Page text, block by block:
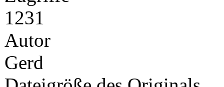
1231
Autor
Gerd